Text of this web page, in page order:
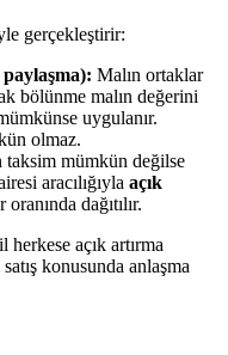
gerçekleştirir:
Malın ortaklar
bölünme malın değerini
uygulanır.
olmaz.
taksim mümkün değilse
aracılığıyla açık
dağıtılır.
herkese açık artırma
konusunda anlaşma